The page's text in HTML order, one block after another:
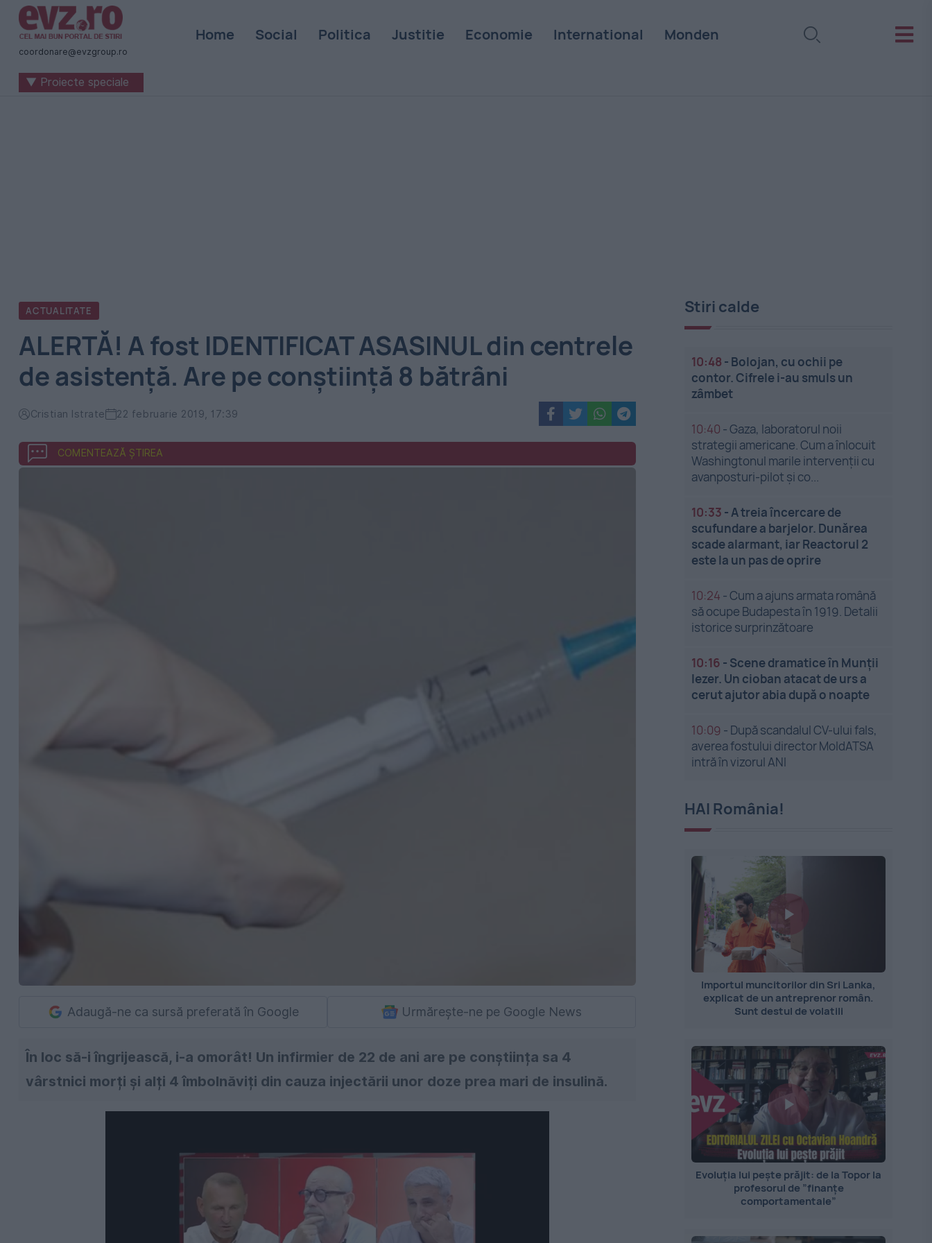
Știri
naționale
internaționale
coordonare@evzgroup.ro
Home Social Politica Justitie Economie International Monden
▼ Proiecte speciale
ACTUALITATE
ALERTĂ! A fost IDENTIFICAT ASASINUL din centrele
de asistență. Are pe conștiință 8 bătrâni
Cristian Istrate 22 februarie 2019, 17:39
COMENTEAZĂ ȘTIREA
Adaugă-ne ca sursă preferată în Google Urmărește-ne pe Google News
În loc să-i îngrijească, i-a omorât! Un infirmier de 22 de ani are pe conștiința sa 4
vârstnici morți și alți 4 îmbolnăviți din cauza injectării unor doze prea mari de insulină.
Stiri calde
10:48 - Bolojan, cu ochii pe
contor. Cifrele i-au smuls un
zâmbet
10:40 -Gaza, laboratorul noii
strategii americane. Cum a înlocuit
Washingtonul marile intervenții cu
avanposturi-pilot și co...
10:33 -A treia încercare de
scufundare a barjelor. Dunărea
scade alarmant, iar Reactorul 2
este la un pas de oprire
10:24 -Cum a ajuns armata română
să ocupe Budapesta în 1919. Detalii
istorice surprinzătoare
10:16 - Scene dramatice în Munții
Iezer. Un cioban atacat de urs a
cerut ajutor abia după o noapte
10:09 - După scandalul CV-ului fals,
averea fostului director MoldATSA
intră în vizorul ANI
HAI România!
Importul muncitorilor din Sri Lanka,
explicat de un antreprenor român.
Sunt destul de volatili
Evoluția lui pește prăjit: de la Topor la
profesorul de ”finanțe
comportamentale”